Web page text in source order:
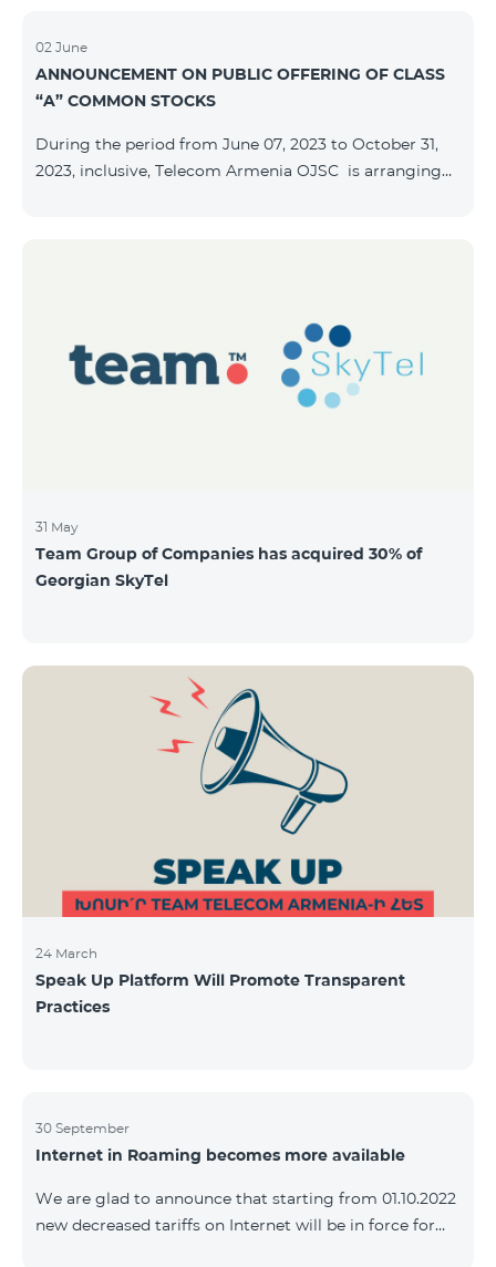
02 June
ANNOUNCEMENT ON PUBLIC OFFERING OF CLASS
“A” COMMON STOCKS
During the period from June 07, 2023 to October 31,
2023, inclusive, Telecom Armenia OJSC is arranging
VOLUME 41,200 AMD
31 May
Team Group of Companies has acquired 30% of
Georgian SkyTel
24 March
Speak Up Platform Will Promote Transparent
Practices
30 September
Internet in Roaming becomes more available
We are glad to announce that starting from 01.10.2022
new decreased tariffs on Internet will be in force for